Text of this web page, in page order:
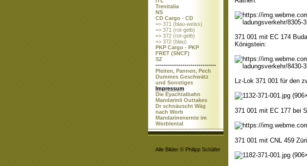
Trenitalia
NS
CD Cargo - CD
=> 371 (blau-weiss)
=> 371 (rot-gelb)
=> 372 (rot-gelb)
=> 372 (blau)
PKP Cargo - PKP
FRET (SNCF)
SZ
-------------------------------
Pleiten, Pannen, Pech
Dummes Geschwätz
und Sonstiges
Impressum
Die Eyachtalbahn
Mandarinli Outtakes
Dr schnäuscht Wäg
nach Worb
Mandarinenernte im
Worblental
Alle Bilder © Philipp Schäfer
371 001 mit EC 174
Königstein:
Lz-Lok 371 001 für den
371 001 mit EC 177 bei
371 001 mit CNL 459